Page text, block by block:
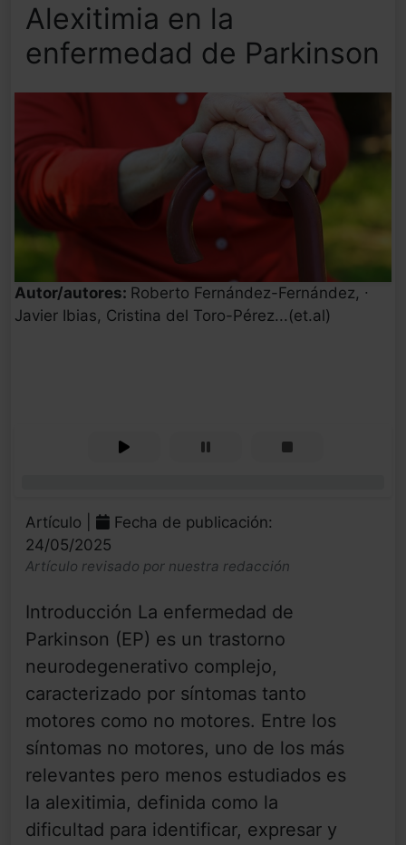
Alexitimia en la
enfermedad de Parkinson
Autor/autores: Roberto Fernández-Fernández, ∙
Javier Ibias, Cristina del Toro-Pérez...(et.al)
Artículo |
Fecha de publicación:
24/05/2025
Artículo revisado por nuestra redacción
Introducción La enfermedad de
Parkinson (EP) es un trastorno
neurodegenerativo complejo,
caracterizado por síntomas tanto
motores como no motores. Entre los
síntomas no motores, uno de los más
relevantes pero menos estudiados es
la alexitimia, definida como la
dificultad para identificar, expresar y